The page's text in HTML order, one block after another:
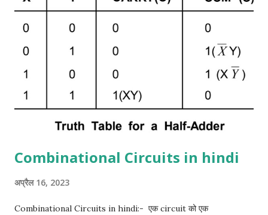
Specified करना आवश्यक है क्योंकि 1 + 1 का योग बाइनरी 10 है, जिसमें दो अंक
हैं। हम दो इनपुट वेरिएबल्स के लिए x और y और दो आउटपुट वेरिएबल के लिए S
कि दोनों इनपुट 1 न हों। S आउटपुट योग के कम से कम महत्वपूर्ण बिट ...
Combinational Circuits in hindi
अप्रैल 16, 2023
Combinational Circuits in hindi:- एक circuit को एक